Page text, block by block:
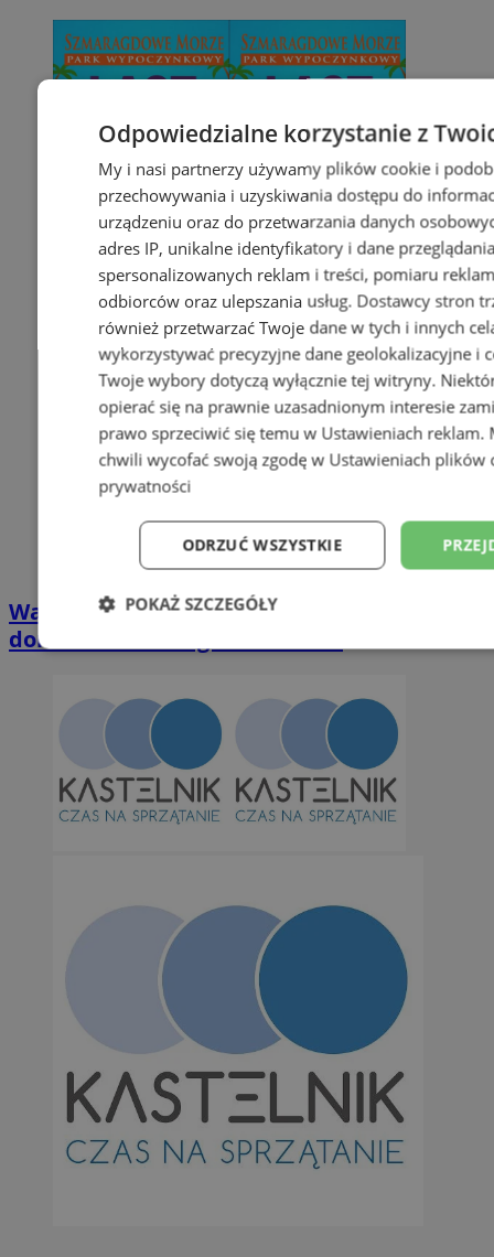
Wakacyjny wypoczynek nad Bałtykiem w
domkach Szmaragdowe Morze
Odpowiedzialne korzystanie z
My i nasi partnerzy używamy plików cookie i
przechowywania i uzyskiwania dostępu do
urządzeniu oraz do przetwarzania danych
adres IP, unikalne identyfikatory i dane
spersonalizowanych reklam i treści, pomiaru
odbiorców oraz ulepszania usług. Dostawcy stron
również przetwarzać Twoje dane w tych i innych
wykorzystywać precyzyjne dane geolokalizacyjne i
Twoje wybory dotyczą wyłącznie tej witryny.
opierać się na prawnie uzasadnionym interesie
prawo sprzeciwić się temu w Ustawieniach reklam.
chwili wycofać swoją zgodę w Ustawieniach plików
prywatności
ODRZUĆ WSZYSTKIE
POKAŻ SZCZEGÓŁY
Niezbędne Wydajność
Niesklasyfikowane
Niezbędne pliki cookie umożliwiają korzystanie z podstawowych
takich jak logowanie użytkownika i zarządzanie kontem. Bez
można prawidłowo korzystać ze strony internetowej.
SessID
orzesze.com.pl
QeSessID orzesze.com.pl